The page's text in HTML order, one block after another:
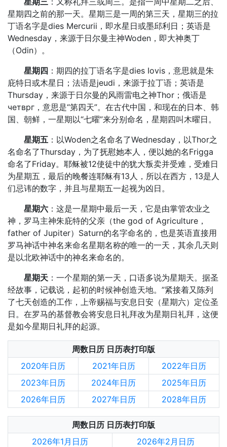
星期四之前的那一天。星期三是一周的第三天，星期三的拉
丁语名字是dies Mercurii，即水星日或墨邱利日；英语是
Wednesday，来源于日尔曼主神Woden，即大神奥丁
（Odin）。
星期四 ：期四的拉丁语名字是dies Iovis，意思就是朱
庇特日或木星日；法语是jeudi，来源于拉丁语；英语是
Thursday，来源于日尔曼的风雨雷电之神Thor；俄语是
четврг，意思是“第四天”。在古代中国，和现在的日本、韩
国、朝鲜，一星期以“七曜”来分别命名，星期四叫木曜日。
星期五 ：以Woden之名命名了Wednesday，以Thor之
名命名了Thursday，为了抚慰她本人，便以她的名Frigga
命名了Friday。耶稣被12使徒中的犹大叛卖并受难，受难日
为星期五，最后的晚餐连耶稣有13人，所以在西方，13是人
们忌讳的数字，并且与星期五一起视为凶日。
星期六 ：这是一星期中最后一天，它是由掌管农业之
神，罗马主神朱庇特的父亲（the god of Agriculture，
father of Jupiter）Saturn的名字命名的，也是英语直接用
罗马神话中神名来命名星期名称的唯一的一天，其余几天则
是以北欧神话中的神名来命名的。
星期天 ：一个星期的第一天，口语多说为星期天。据圣
经故事，记载说，起初的时候神创造天地。”紧接着又陈列
了七天创造的工作，上帝赐福与安息日安（星期六）定位圣
日。在罗马的基督教会将安息日礼拜改为星期日礼拜，这便
是如今星期日礼拜的起源。
周数日历 日历表打印版
2020年日历
2021年日历
2022年日历
2023年日历
2024年日历
2025年日历
2026年日历
2027年日历 2028年日历
周数日历 日历表打印版
2026年1月日历
2026年2月日历